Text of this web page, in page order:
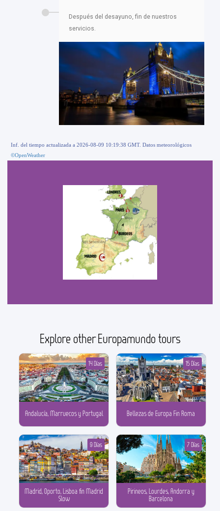
Después del desayuno, fin de nuestros
servicios.
Inf. del tiempo actualizada a 2026-08-09 10:19:38 GMT. Datos meteorológicos
©OpenWeather
Explore other Europamundo tours
Andalucía, Marruecos y Portugal
14 Días
Bellezas de Europa Fin Roma
15 Días
Madrid, Oporto, Lisboa fin Madrid
Slow
9 Días
Pirineos, Lourdes, Andorra y
Barcelona
7 Días